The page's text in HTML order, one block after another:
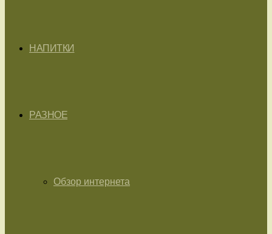
НАПИТКИ
РАЗНОЕ
Обзор интернета